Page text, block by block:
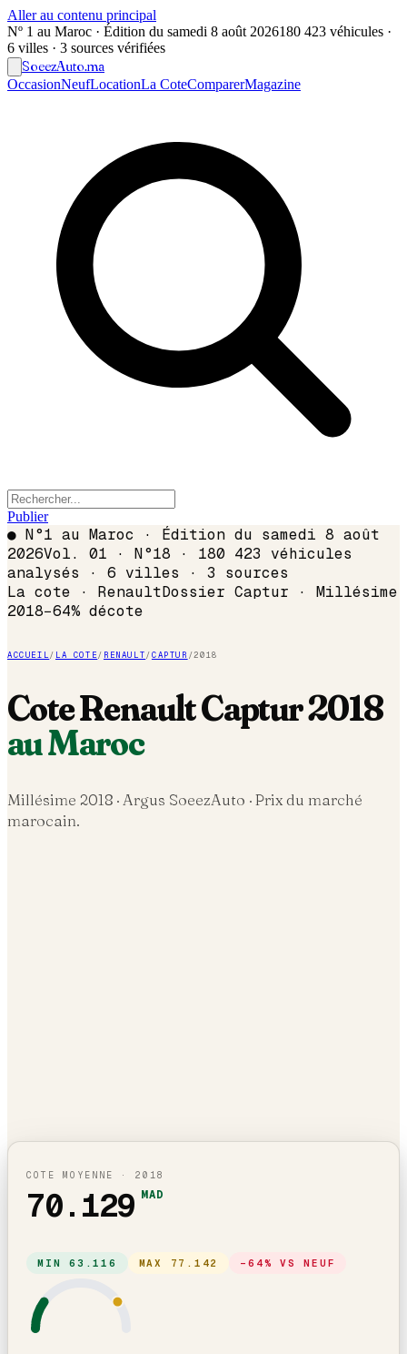
Aller au contenu principal
Nº 1 au Maroc · Édition du samedi 8 août 2026180 423 véhicules ·
6 villes · 3 sources vérifiées
SoeezAuto.ma
OccasionNeufLocationLa CoteComparerMagazine
Publier
● N°1 au Maroc · Édition du samedi 8 août
2026Vol. 01 · N°18 · 180 423 véhicules
analysés · 6 villes · 3 sources
La cote · RenaultDossier Captur · Millésime
2018−64% décote
ACCUEIL/ LA COTE/ RENAULT/CAPTUR /2018
CoteRenaultCaptur2018
au Maroc
Millésime 2018 · Argus SoeezAuto · Prix du marché
marocain.
COTE MOYENNE · 2018
70.129 MAD
MIN63.116 MAX 77.142 − 64% VS NEUF